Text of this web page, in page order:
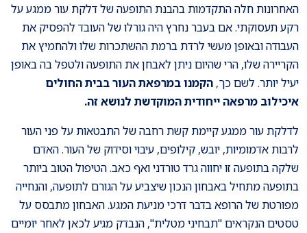
האחרונות חלה התקדמות בהבנת התופעה של דלקת עור ממגע על
רקע תעסוקתי. אם בעבר נחרץ היה גורלו של העובד להפסיק את
העבודה ובאופן מעשי לרדת ברמת ההשתכרות שלו ולהחמיץ את
הקריירה שלו, הרי שהיום ניתן לאבחן את התופעה ולטפל בה באופן
יעיל יותר. לשם כך, הקמנו במרפאת העור בבית החולים
איכילוב מרפאה ייחודית המוקדשת לנושא זה.
לדלקת עור ממגע קיימת קשת רחבה של התבטאות על פני העור
לרבות אדמומיות, יובש, קילופים, עיבוי וסידוק של העור. האדם
שלקה בתופעה זו יחווה גרד טורדני ואף כאב. הטיפול הטוב ביותר
בתופעה מתחיל באבחון הנכון שיצביע על הגורם לתופעה, והנחייה
מפורטת של הרופא בדבר דרכי מניעת המגע. האבחון מתבסס על
טסטים הנקראים "תבחיני מטלית", הנבדק מגיע לכאן לאחר יומיים